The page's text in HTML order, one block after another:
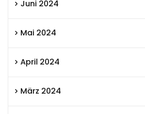
Juni 2024
Mai 2024
April 2024
März 2024